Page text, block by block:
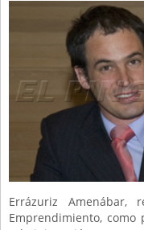
Errázuriz Amenábar,
Emprendimiento,